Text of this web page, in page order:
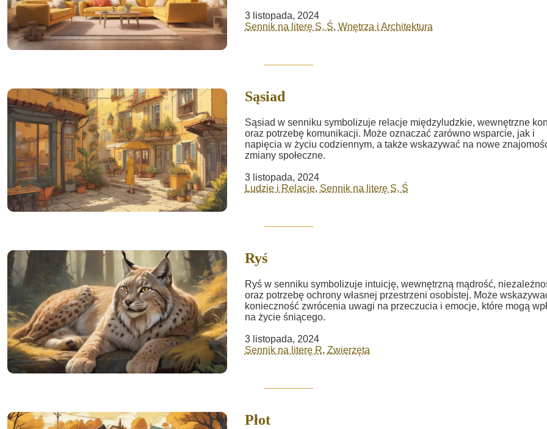
3 listopada, 2024
Sennik na literę S, Ś, Wnętrza i Architektura
Sąsiad
Sąsiad w senniku symbolizuje relacje międzyludzkie, wewnętrzne
oraz potrzebę komunikacji. Może oznaczać zarówno wsparcie, jak i
napięcia w życiu codziennym, a także wskazywać na nowe
zmiany społeczne.
3 listopada, 2024
Ludzie i Relacje, Sennik na literę S, Ś
Ryś
Ryś w senniku symbolizuje intuicję, wewnętrzną mądrość,
oraz potrzebę ochrony własnej przestrzeni osobistej. Może
konieczność zwrócenia uwagi na przeczucia i emocje, które mogą
na życie śniącego.
3 listopada, 2024
Sennik na literę R, Zwierzęta
Płot